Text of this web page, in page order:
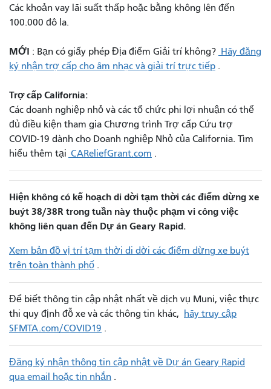
Các khoản vay lãi suất thấp hoặc bằng không lên đến
100.000 đô la.
MỚI : Bạn có giấy phép Địa điểm Giải trí không? Hãy đăng
ký nhận trợ cấp cho âm nhạc và giải trí trực tiếp .
Trợ cấp California:
Các doanh nghiệp nhỏ và các tổ chức phi lợi nhuận có thể
đủ điều kiện tham gia Chương trình Trợ cấp Cứu trợ
COVID-19 dành cho Doanh nghiệp Nhỏ của California. Tìm
hiểu thêm tại CAReliefGrant.com .
Hiện không có kế hoạch di dời tạm thời các điểm dừng xe
buýt 38/38R trong tuần này thuộc phạm vi công việc
không liên quan đến Dự án Geary Rapid.
Xem bản đồ vị trí tạm thời di dời các điểm dừng xe buýt
trên toàn thành phố .
Để biết thông tin cập nhật nhất về dịch vụ Muni, việc thực
thi quy định đỗ xe và các thông tin khác,
hãy truy cập
SFMTA.com/COVID19 .
Đăng ký nhận thông tin cập nhật về Dự án Geary Rapid
qua email hoặc tin nhắn .